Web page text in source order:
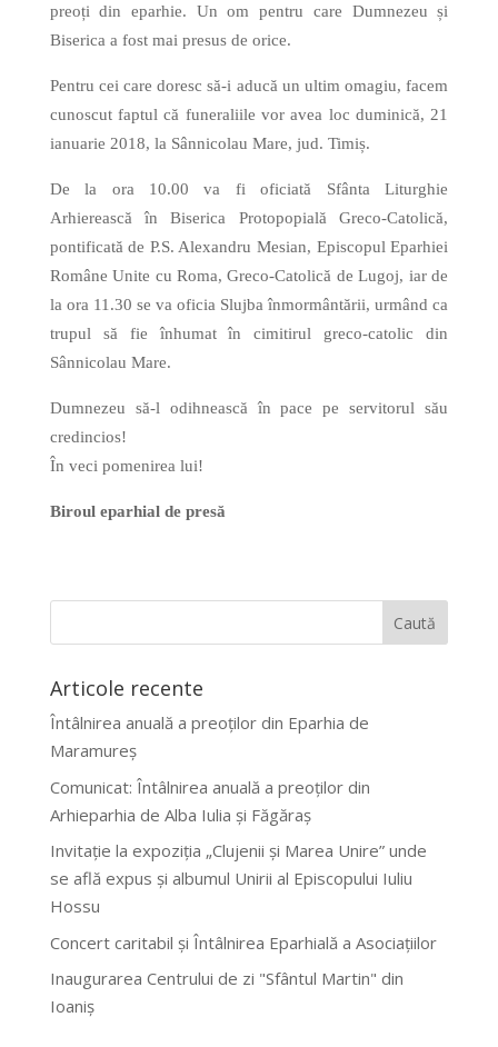
preoți din eparhie. Un om pentru care Dumnezeu și
Biserica a fost mai presus de orice.
Pentru cei care doresc să-i aducă un ultim omagiu, facem
cunoscut faptul că funeraliile vor avea loc duminică, 21
ianuarie 2018, la Sânnicolau Mare, jud. Timiș.
De la ora 10.00 va fi oficiată Sfânta Liturghie
Arhierească în Biserica Protopopială Greco-Catolică,
pontificată de P.S. Alexandru Mesian, Episcopul Eparhiei
Române Unite cu Roma, Greco-Catolică de Lugoj, iar de
la ora 11.30 se va oficia Slujba înmormântării, urmând ca
trupul să fie înhumat în cimitirul greco-catolic din
Sânnicolau Mare.
Dumnezeu să-l odihnească în pace pe servitorul său
credincios!
În veci pomenirea lui!
Biroul eparhial de presă
Articole recente
Întâlnirea anuală a preoților din Eparhia de
Maramureș
Comunicat: Întâlnirea anuală a preoților din
Arhieparhia de Alba Iulia și Făgăraș
Invitație la expoziția „Clujenii și Marea Unire” unde
se află expus și albumul Unirii al Episcopului Iuliu
Hossu
Concert caritabil și Întâlnirea Eparhială a Asociațiilor
Inaugurarea Centrului de zi "Sfântul Martin" din
Ioaniș